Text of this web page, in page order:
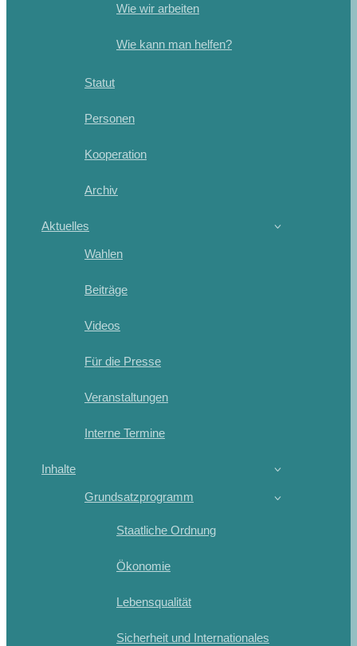
Wie wir arbeiten
Wie kann man helfen?
Statut
Personen
Kooperation
Archiv
Aktuelles
Wahlen
Beiträge
Videos
Für die Presse
Veranstaltungen
Interne Termine
Inhalte
Grundsatzprogramm
Staatliche Ordnung
Ökonomie
Lebensqualität
Sicherheit und Internationales